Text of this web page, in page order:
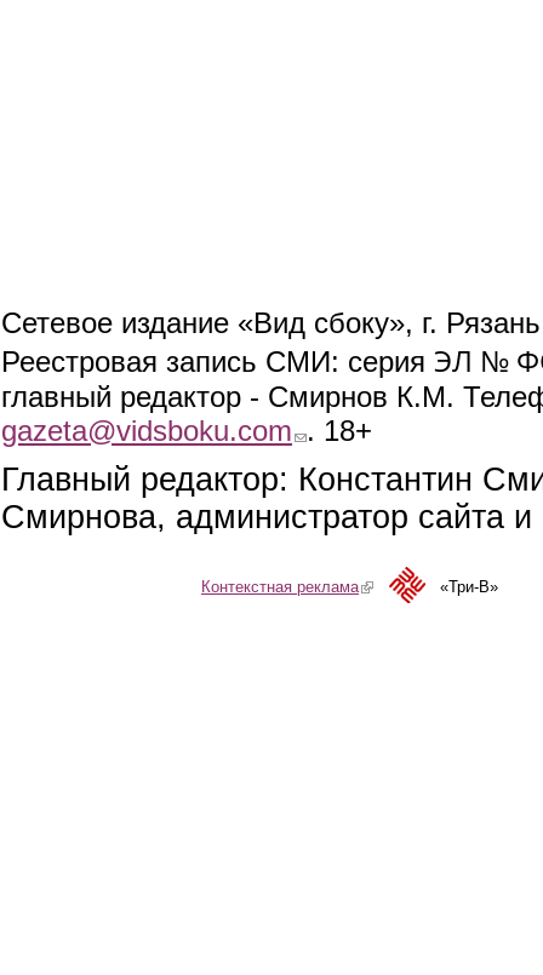
Сетевое издание «Вид сбоку», г.
Реестровая запись СМИ: серия ЭЛ №
главный редактор - Смирнов К.М.
gazeta@vidsboku.com (link sends e-mail)
. 18+
Главный редактор: Константин
Смирнова, администратор сайта
Контекстная реклама(link is external)«Три-В»